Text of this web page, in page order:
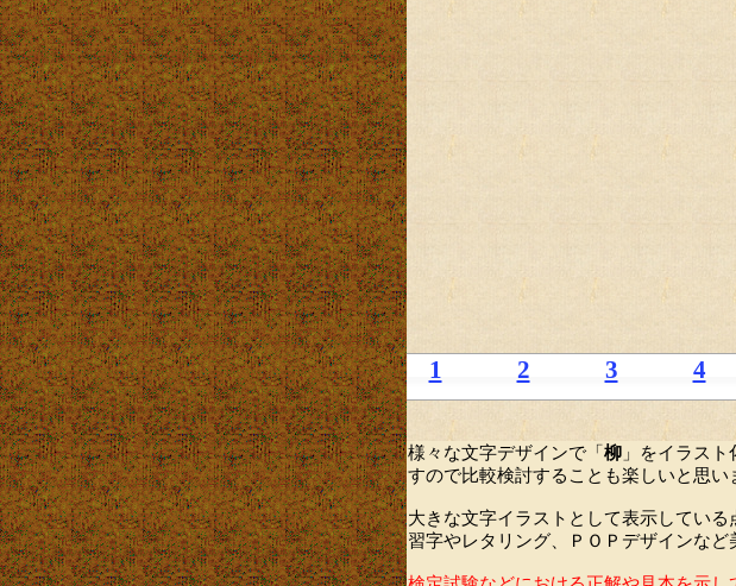
1 2 3 4
様々な文字デザインで「 柳 」をイラス
すので比較検討することも楽しいと思い
大きな文字イラストとして表示してい
習字やレタリング、ＰＯＰデザインな